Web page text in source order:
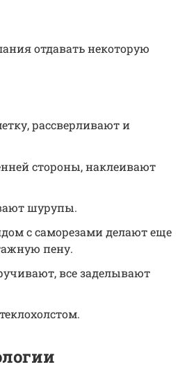
отдавать некоторую
рассверливают и
стороны, наклеивают
шурупы.
с саморезами делают еще
пену.
все заделывают